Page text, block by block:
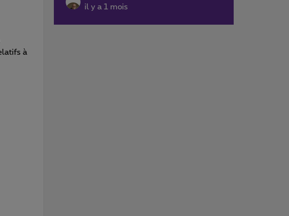
à
il y a 1 mois